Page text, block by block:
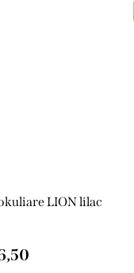
LION lilac